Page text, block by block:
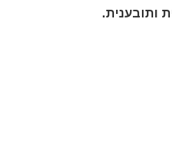
ותובענית.